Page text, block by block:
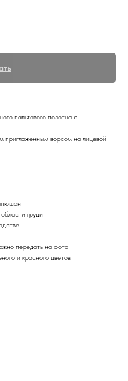
пальтового полотна с
приглаженным ворсом на лицевой
груди
передать на фото
и красного цветов